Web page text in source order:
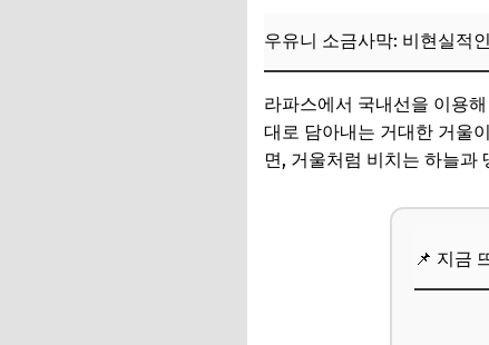
우유니 소금사막: 비현실적
라파스에서 국내선을 이용해
대로 담아내는 거대한 거울
면, 거울처럼 비치는 하늘과
📌 지금